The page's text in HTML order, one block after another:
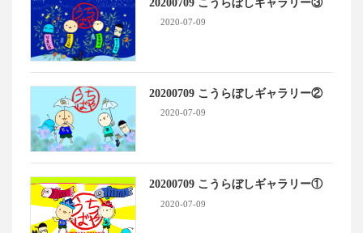
20200709 こうらぼしギャラリー③
2020-07-09
20200709 こうらぼしギャラリー②
2020-07-09
20200709 こうらぼしギャラリー①
2020-07-09